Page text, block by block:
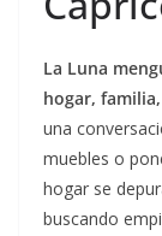
La Luna
hogar,
una
muebles o
hogar se
buscando